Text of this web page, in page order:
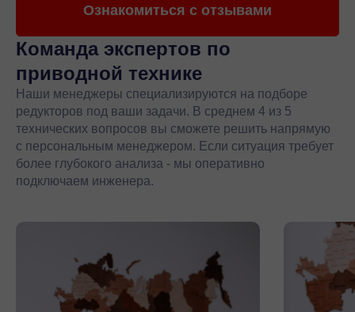
Ознакомиться с отзывами
Команда экспертов по
приводной технике
Наши менеджеры специализируются на подборе
редукторов под ваши задачи. В среднем 4 из 5
технических вопросов вы сможете решить напрямую
с персональным менеджером. Если ситуация требует
более глубокого анализа - мы оперативно
подключаем инженера.